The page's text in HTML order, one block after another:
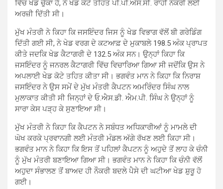
ਵਿੱਚ ਖੇਡ ਚੁੱਕਾ ਹੈ, ਨੇ ਖੇਡ ਕੋਟੇ ਤਹਿਤ ਪੀ.ਪੀ.ਐਸ.ਸੀ. ਰਾਹੀਂ ਨੌਕਰੀ ਲਈ
ਅਰਜ਼ੀ ਦਿੱਤੀ ਸੀ।
ਮੁੱਖ ਮੰਤਰੀ ਨੇ ਕਿਹਾ ਕਿ ਜਸਇੰਦਰ ਜਿਸ ਨੂੰ ਖੇਡ ਵਿਭਾਗ ਵੱਲੋਂ ਬੀ ਗਰੇਡਿੰਗ
ਦਿੱਤੀ ਗਈ ਸੀ, ਨੇ ਖੇਡ ਵਰਗ ਦੇ ਕਟਆਫ਼ ਦੇ ਮੁਕਾਬਲੇ 198.5 ਅੰਕ ਪ੍ਰਾਪਤ
ਕੀਤੇ ਜਦਕਿ ਖੇਡ ਕੈਟਾਗਰੀ ਦੇ 132.5 ਅੰਕ ਸਨ। ਉਨ੍ਹਾਂ ਕਿਹਾ ਕਿ
ਜਸਇੰਦਰ ਨੂੰ ਜਨਰਲ ਕੈਟਾਗਰੀ ਵਿੱਚ ਵਿਚਾਰਿਆ ਗਿਆ ਸੀ ਜਦੋਂਕਿ ਉਸ ਨੇ
ਅਪਲਾਈ ਖੇਡ ਕੋਟੇ ਤਹਿਤ ਕੀਤਾ ਸੀ। ਭਗਵੰਤ ਮਾਨ ਨੇ ਕਿਹਾ ਕਿ ਨਿਰਾਸ਼
ਜਸਇੰਦਰ ਨੇ ਉਸ ਸਮੇਂ ਦੇ ਮੁੱਖ ਮੰਤਰੀ ਕੈਪਟਨ ਅਮਰਿੰਦਰ ਸਿੰਘ ਨਾਲ
ਮੁਲਾਕਾਤ ਕੀਤੀ ਸੀ ਜਿਨ੍ਹਾਂ ਦੇ ਓ.ਐਸ.ਡੀ. ਐਮ.ਪੀ. ਸਿੰਘ ਨੇ ਉਨ੍ਹਾਂ ਨੂੰ
ਸਾਰਾ ਕੇਸ ਪੜ੍ਹ ਕੇ ਸੁਣਾਇਆ ਸੀ।
ਮੁੱਖ ਮੰਤਰੀ ਨੇ ਕਿਹਾ ਕਿ ਕੈਪਟਨ ਨੇ ਸਬੰਧਤ ਅਧਿਕਾਰੀਆਂ ਨੂੰ ਮਾਮਲੇ ਦੀ
ਘੋਖ ਕਰਕੇ ਪ੍ਰਵਾਨਗੀ ਲਈ ਮੰਤਰੀ ਮੰਡਲ ਅੱਗੇ ਰੱਖਣ ਲਈ ਕਿਹਾ ਸੀ।
ਭਗਵੰਤ ਮਾਨ ਨੇ ਕਿਹਾ ਕਿ ਇਸ ਤੋਂ ਪਹਿਲਾਂ ਕੈਪਟਨ ਨੂੰ ਅਹੁਦੇ ਤੋਂ ਲਾਹ ਕੇ ਚੰਨੀ
ਨੂੰ ਮੁੱਖ ਮੰਤਰੀ ਬਣਾਇਆ ਗਿਆ ਸੀ। ਭਗਵੰਤ ਮਾਨ ਨੇ ਕਿਹਾ ਕਿ ਚੰਨੀ ਵੱਲੋਂ
ਅਹੁਦਾ ਸੰਭਾਲਣ ਤੋਂ ਬਾਅਦ ਹੀ ਨੌਕਰੀ ਬਦਲੇ ਪੈਸੇ ਦੀ ਘਟੀਆ ਖੇਡ ਸ਼ੁਰੂ ਹੋ
ਗਈ।